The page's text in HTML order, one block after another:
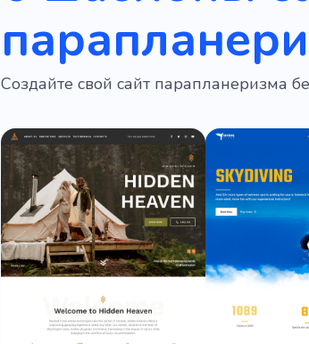
Создайте свой сайт парапланеризма